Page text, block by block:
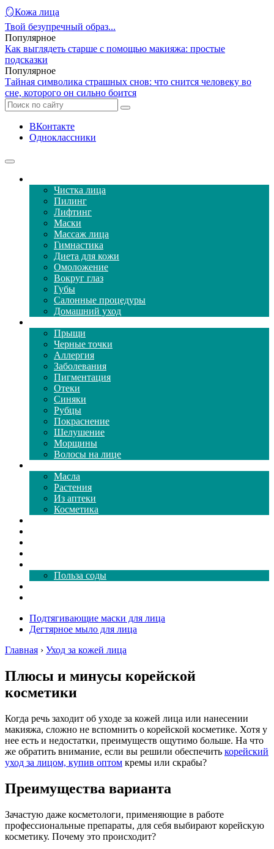
🪞Кожа лица
Твой безупречный образ...
Популярное
Как выглядеть старше с помощью макияжа: простые
подсказки
Популярное
Тайная символика страшных снов: что снится человеку во
сне, которого он сильно боится
ВКонтакте
Одноклассники
Чистка лица
Пилинг
Лифтинг
Маски
Массаж лица
Гимнастика
Диета для кожи
Омоложение
Вокруг глаз
Губы
Салонные процедуры
Домашний уход
Прыщи
Черные точки
Аллергия
Заболевания
Пигментация
Отеки
Синяки
Рубцы
Покраснение
Шелушение
Морщины
Волосы на лице
Масла
Растения
Из аптеки
Косметика
Польза соды
Подтягивающие маски для лица
Дегтярное мыло для лица
Главная › Уход за кожей лица
Плюсы и минусы корейской
косметики
Когда речь заходит об уходе за кожей лица или нанесении
макияжа, сложно не вспомнить о корейской косметике. Хотя у
нее есть и недостатки, преимуществ ощутимо больше. На что
же обратить внимание, если вы решили обеспечить корейский
уход за лицом, купив оптом кремы или скрабы?
Преимущества варианта
Зачастую даже косметологи, применяющие в работе
профессиональные препараты, для себя выбирают корейскую
косметику. Почему это происходит?